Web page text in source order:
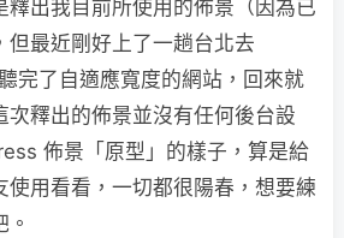
釋出我目前所使用的佈景（因為已
但最近剛好上了一趟台北去
完了自適應寬度的網站，回來就
次釋出的佈景並沒有任何後台設
佈景「原型」的樣子，算是給
使用看看，一切都很陽春，想要練